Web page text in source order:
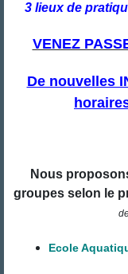
3 lieux de
VENEZ
De nouvelles
Nous
groupes selon le
Ecole